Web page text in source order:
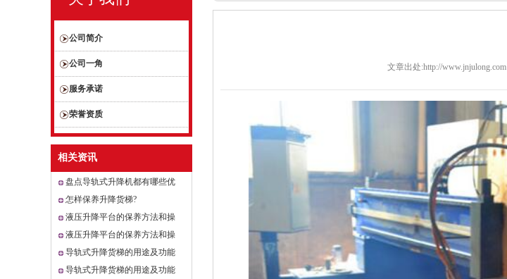
公司简介
公司一角
服务承诺
荣誉资质
相关资讯
盘点导轨式升降机都有哪些优
势？
怎样保养升降货梯?
液压升降平台的保养方法和操
作维护（二）
液压升降平台的保养方法和操
作维护（一）
导轨式升降货梯的用途及功能
（二）
导轨式升降货梯的用途及功能
文章出处:http://www.jnjulong.com